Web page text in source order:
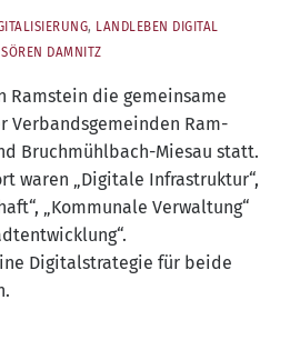
, LANDLEBEN DIGITAL
SÖREN DAMNITZ
Ram­stein die gemein­sa­me
Ver­bands­ge­mein­den Ram­
Bruch­mühl­bach-Mies­au statt.
waren „Digi­ta­le Infra­struk­tur“,
„Kom­mu­na­le Ver­wal­tung“
Digi­tal­stra­te­gie für bei­de